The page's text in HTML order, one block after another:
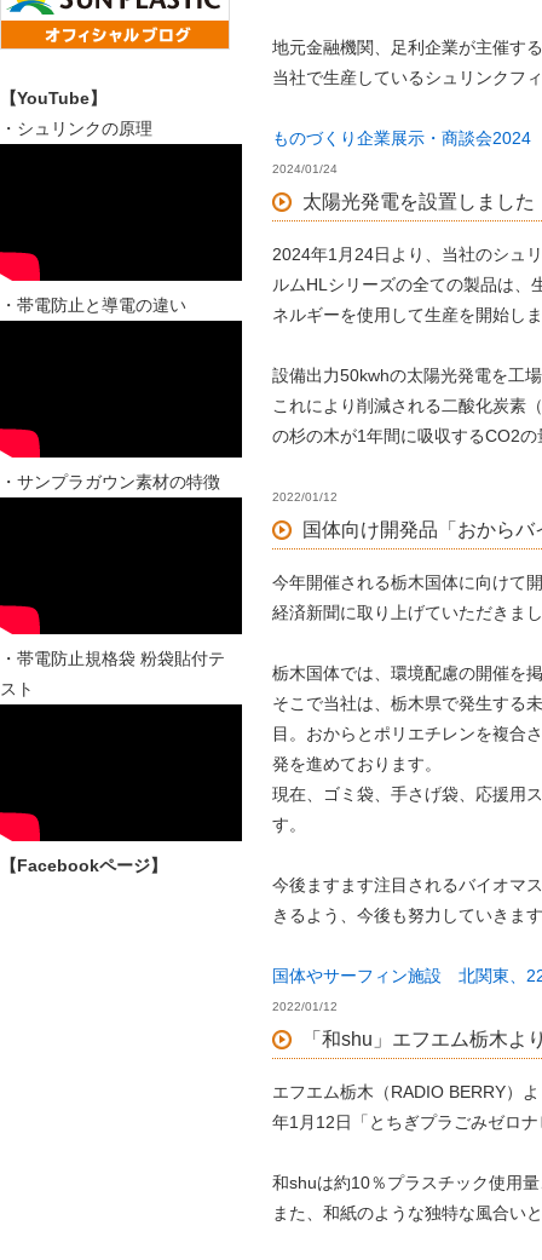
【YouTube】
・シュリンクの原理
・帯電防止と導電の違い
・サンプラガウン素材の特徴
・帯電防止規格袋 粉袋貼付テ
スト
【Facebookページ】
地元金融機関、足利企業が主催す
当社で生産しているシュリンクフ
ものづくり企業展示・商談会
2024/01/24
太陽光発電を設置しまし
2024年1月24日より、当社のシュ
ルムHLシリーズの全ての製品は、
ネルギーを使用して生産を開始し
設備出力50kwhの太陽光発電を工
これにより削減される二酸化炭素
の杉の木が1年間に吸収するCO2
2022/01/12
国体向け開発品「おから
今年開催される栃木国体に向けて
経済新聞に取り上げていただきま
栃木国体では、環境配慮の開催を
そこで当社は、栃木県で発生する
目。おからとポリエチレンを複合
発を進めております。
現在、ゴミ袋、手さげ袋、応援用
す。
今後ますます注目されるバイオマ
きるよう、今後も努力していきま
国体やサーフィン施設 北関東、
2022/01/12
「和shu」エフエム栃木よ
エフエム栃木（RADIO BERRY）
年1月12日「とちぎプラごみゼロ
和shuは約10％プラスチック使用
また、和紙のような独特な風合い